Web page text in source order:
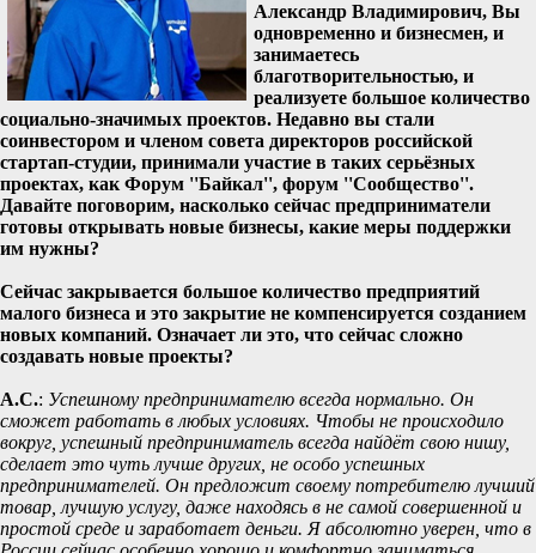
Александр Владимирович, Вы
одновременно и бизнесмен, и
занимаетесь
благотворительностью, и
реализуете большое количество
социально-значимых проектов. Недавно вы стали
соинвестором и членом совета директоров российской
стартап-студии, принимали участие в таких серьёзных
проектах, как Форум ''Байкал'', форум ''Сообщество''.
Давайте поговорим, насколько сейчас предприниматели
готовы открывать новые бизнесы, какие меры поддержки
им нужны?
Сейчас закрывается большое количество предприятий
малого бизнеса и это закрытие не компенсируется созданием
новых компаний. Означает ли это, что сейчас сложно
создавать новые проекты?
А.С.: Успешному предпринимателю всегда нормально. Он
сможет работать в любых условиях. Чтобы не происходило
вокруг, успешный предприниматель всегда найдёт свою нишу,
сделает это чуть лучше других, не особо успешных
предпринимателей. Он предложит своему потребителю лучший
товар, лучшую услугу, даже находясь в не самой совершенной и
простой среде и заработает деньги. Я абсолютно уверен, что в